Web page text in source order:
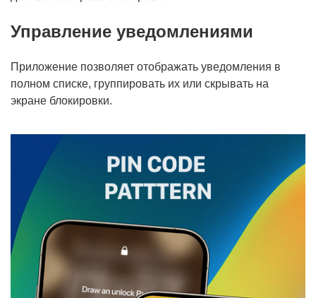
Управление уведомлениями
Приложение позволяет отображать уведомления в
полном списке, группировать их или скрывать на
экране блокировки.